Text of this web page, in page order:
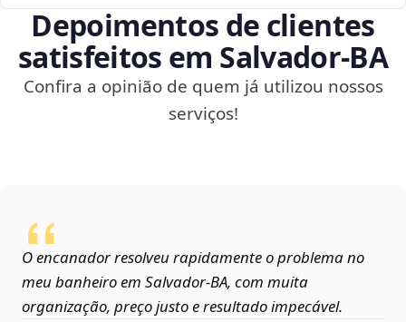
Depoimentos de clientes
satisfeitos em Salvador‑BA
Confira a opinião de quem já utilizou nossos
serviços!
O encanador resolveu rapidamente o problema no
meu banheiro em Salvador‑BA, com muita
organização, preço justo e resultado impecável.